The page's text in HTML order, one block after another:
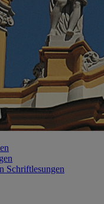
Schriftlesungen